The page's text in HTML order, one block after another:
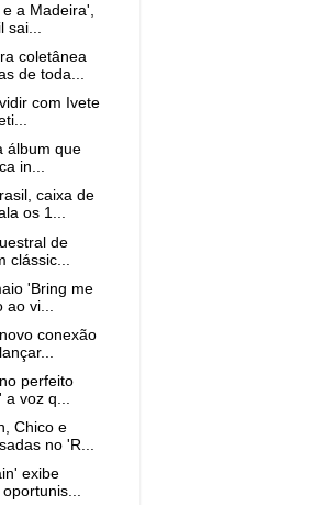
a Madeira',
coletânea
de toda...
com Ivete
álbum que
in...
caixa de
os 1...
de
clássic...
'Bring me
vi...
conexão
perfeito
voz q...
Chico e
no 'R...
exibe